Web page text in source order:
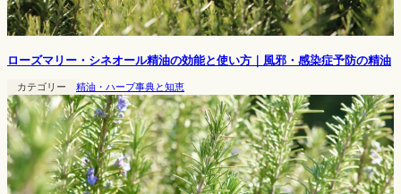
ローズマリー・シネオール精油の効能と使い方｜風邪・感染症予防の精油
カテゴリー 精油・ハーブ事典と知恵